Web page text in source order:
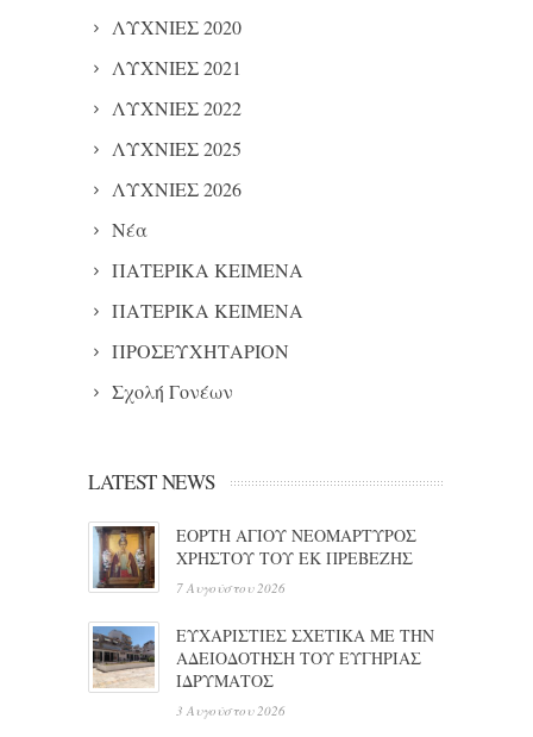
ΛΥΧΝΙΕΣ 2020
ΛΥΧΝΙΕΣ 2021
ΛΥΧΝΙΕΣ 2022
ΛΥΧΝΙΕΣ 2025
ΛΥΧΝΙΕΣ 2026
Νέα
ΠΑΤΕΡΙΚΑ ΚΕΙΜΕΝΑ
ΠΑΤΕΡΙΚΑ ΚΕΙΜΕΝΑ
ΠΡΟΣΕΥΧΗΤΑΡΙΟΝ
Σχολή Γονέων
LATEST NEWS
ΕΟΡΤΗ ΑΓΙΟΥ ΝΕΟΜΑΡΤΥΡΟΣ
ΧΡΗΣΤΟΥ ΤΟΥ ΕΚ ΠΡΕΒΕΖΗΣ
7 Αυγούστου 2026
ΕΥΧΑΡΙΣΤΙΕΣ ΣΧΕΤΙΚΑ ΜΕ ΤΗΝ
ΑΔΕΙΟΔΟΤΗΣΗ ΤΟΥ ΕΥΓΗΡΙΑΣ
ΙΔΡΥΜΑΤΟΣ
3 Αυγούστου 2026